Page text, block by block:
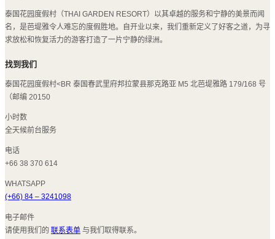
泰国花园度假村（THAI GARDEN RESORT）以其卓越的服务和宁静的美景而闻
名，是芭堤雅令人难忘的度假胜地。自开业以来，我们重新定义了好客之道，为寻
求放松和恢复活力的游客打造了一片宁静的绿洲。
找到我们
泰国花园度假村<BR 泰国春武里府邦拉蒙县那克路亚 M5 北芭堤雅路 179/168 号
（邮编 20150
小时数
全天候前台服务
电话
+66 38 370 614
WHATSAPP
(+66) 84 – 3241098
电子邮件
请使用我们的 联系表单 与我们取得联系。